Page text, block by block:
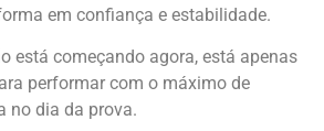
em confiança e estabilidade.
está começando agora, está apenas
performar com o máximo de
no dia da prova.